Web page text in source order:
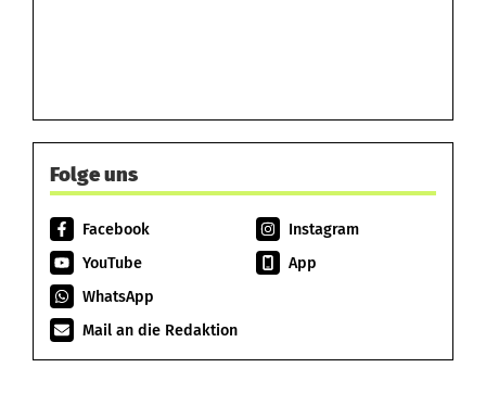
Folge uns
Facebook
Instagram
YouTube
App
WhatsApp
Mail an die Redaktion